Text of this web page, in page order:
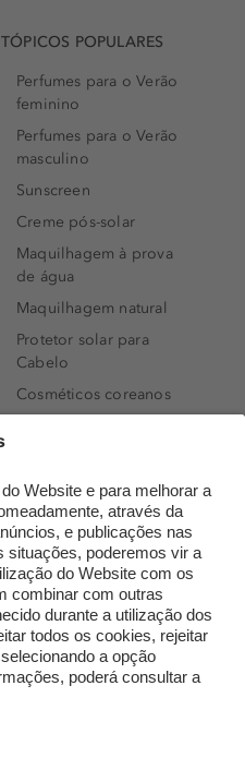
TÓPICOS POPULARES
Perfumes para o Verão
feminino
Perfumes para o Verão
masculino
Sunscreen
Creme pós-solar
Maquilhagem à prova
de água
Maquilhagem natural
Protetor solar para
Cabelo
Cosméticos coreanos
Perfumes árabes
Novidades
Melhores Perfumes
Femininos
TOP 10: Perfumes
Masculinos
Pestanas Postiças
Creme Rosto Homem